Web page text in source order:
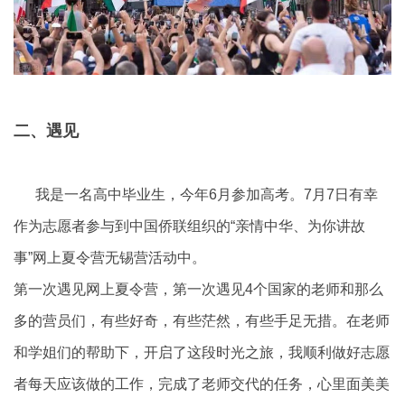
二、遇见
我是一名高中毕业生，今年6月参加高考。7月7日有幸
作为志愿者参与到中国侨联组织的“亲情中华、为你讲故
事”网上夏令营无锡营活动中。
第一次遇见网上夏令营，第一次遇见4个国家的老师和那么
多的营员们，有些好奇，有些茫然，有些手足无措。在老师
和学姐们的帮助下，开启了这段时光之旅，我顺利做好志愿
者每天应该做的工作，完成了老师交代的任务，心里面美美